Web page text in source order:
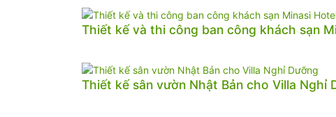
Thiết kế và thi công ban công khách sạn
Thiết kế sân vườn Nhật Bản cho Villa Nghỉ